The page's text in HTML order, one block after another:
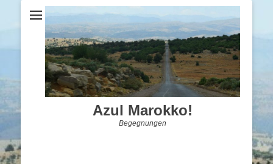
Azul Marokko!
Begegnungen